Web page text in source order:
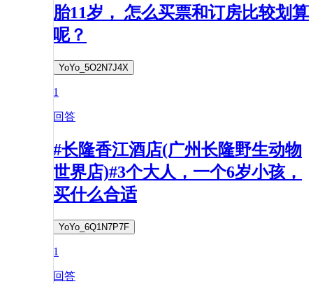
胎11岁， 怎么买票和订房比较划算
呢？
YoYo_5O2N7J4X
1
回答
#长隆香江酒店(广州长隆野生动物
世界店)#3个大人，一个6岁小孩，
买什么合适
YoYo_6Q1N7P7F
1
回答